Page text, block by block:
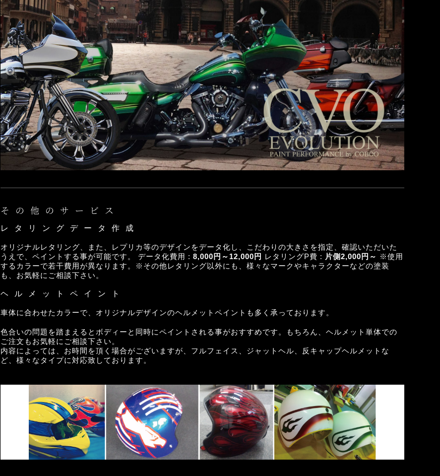
その他のサービス
レタリングデータ作成
オリジナルレタリング、また、レプリカ等のデザインをデータ化し、こだわりの大きさを指定、確認いただいた
うえで、ペイントする事が可能です。 データ化費用 : 8,000円～12,000円 レタリングP費 : 片側2,000円～ ※使用
するカラーで若干費用が異なります。※その他レタリング以外にも、様々なマークやキャラクターなどの塗装
も、お気軽にご相談下さい。
ヘルメットペイント
車体に合わせたカラーで、オリジナルデザインのヘルメットペイントも多く承っております。
色合いの問題を踏まえるとボディーと同時にペイントされる事がおすすめです。もちろん、ヘルメット単体での
ご注文もお気軽にご相談下さい。
内容によっては、お時間を頂く場合がございますが、フルフェイス、ジャットヘル、反キャップヘルメットな
ど、様々なタイプに対応致しております。